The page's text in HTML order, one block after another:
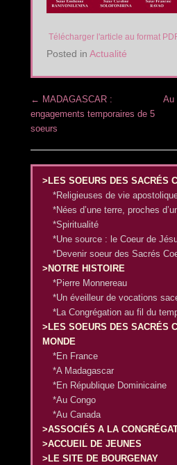
Télécharger l'article au format
Posted in Actualité
Post navigation
← MADAGASCAR :
engagements temporaires de 5
soeurs
Au
>LES SOEURS DES SACRÉS
*Religieuses de vie
*Nées d’une terre, proches
*Spiritualité
*Une source : le Coeur de
*Devenir soeur des Sacrés
>NOTRE HISTOIRE
*Pierre Monnereau
*Un éveilleur de vocations
*La Congrégation au fil du
>LES SOEURS DES SACRÉS
MONDE
*En France
*A Madagascar
*En République Dominicaine
*Au Congo
*Au Canada
>ASSOCIÉS A LA
>ACCUEIL DE JEUNES
>LE SITE DE BOURGENAY